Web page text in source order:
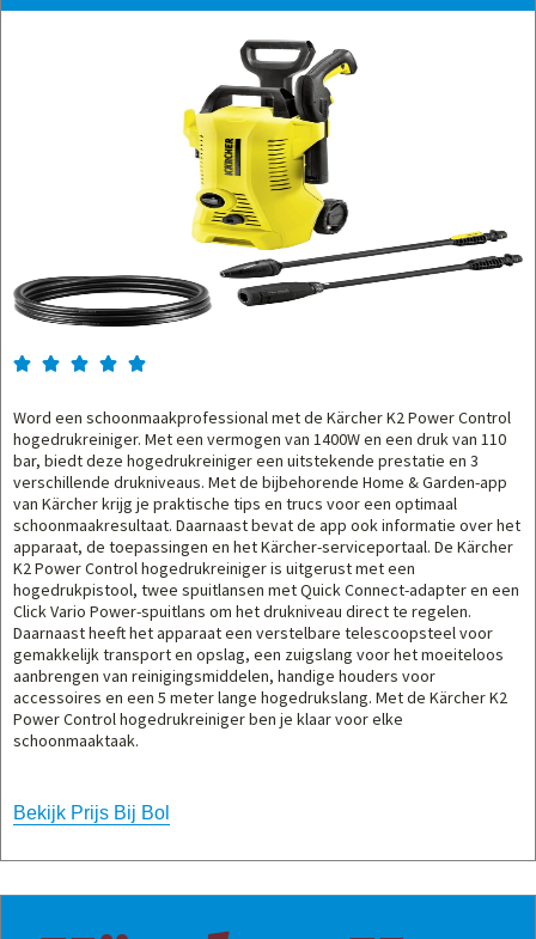
    
Word een schoonmaakprofessional met de Kärcher K2 Power Control
hogedrukreiniger. Met een vermogen van 1400W en een druk van 110
bar, biedt deze hogedrukreiniger een uitstekende prestatie en 3
verschillende drukniveaus. Met de bijbehorende Home & Garden-app
van Kärcher krijg je praktische tips en trucs voor een optimaal
schoonmaakresultaat. Daarnaast bevat de app ook informatie over het
apparaat, de toepassingen en het Kärcher-serviceportaal. De Kärcher
K2 Power Control hogedrukreiniger is uitgerust met een
hogedrukpistool, twee spuitlansen met Quick Connect-adapter en een
Click Vario Power-spuitlans om het drukniveau direct te regelen.
Daarnaast heeft het apparaat een verstelbare telescoopsteel voor
gemakkelijk transport en opslag, een zuigslang voor het moeiteloos
aanbrengen van reinigingsmiddelen, handige houders voor
accessoires en een 5 meter lange hogedrukslang. Met de Kärcher K2
Power Control hogedrukreiniger ben je klaar voor elke
schoonmaaktaak.
Bekijk Prijs Bij Bol